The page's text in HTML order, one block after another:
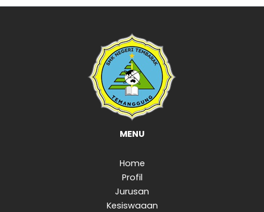
MENU
Home
Profil
Jurusan
Kesiswaaan